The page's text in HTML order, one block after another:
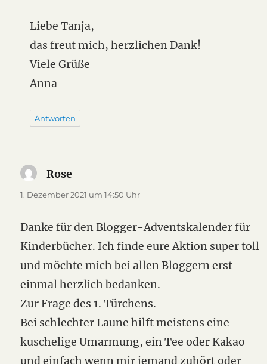
Liebe Tanja,
das freut mich, herzlichen Dank!
Viele Grüße
Anna
Antworten
Rose
1. Dezember 2021 um 14:50 Uhr
Danke für den Blogger-Adventskalender für
Kinderbücher. Ich finde eure Aktion super toll
und möchte mich bei allen Bloggern erst
einmal herzlich bedanken.
Zur Frage des 1. Türchens.
Bei schlechter Laune hilft meistens eine
kuschelige Umarmung, ein Tee oder Kakao
und einfach wenn mir jemand zuhört oder